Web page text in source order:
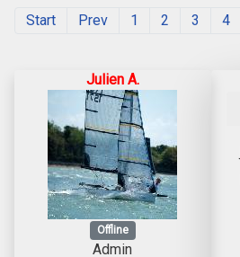
Start Prev 1 2 3 4
Julien A.
Offline
Admin